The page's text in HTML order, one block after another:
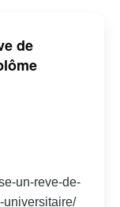
de
un-reve-de-
universitaire/